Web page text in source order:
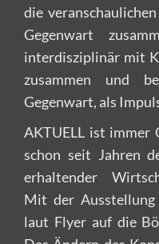
die
Gegenwart
interdisziplinär mit
zusammen und
Gegenwart, als
AKTUELL ist immer
schon seit Jahren
erhaltender
Mit der Ausstellung
laut Flyer auf die